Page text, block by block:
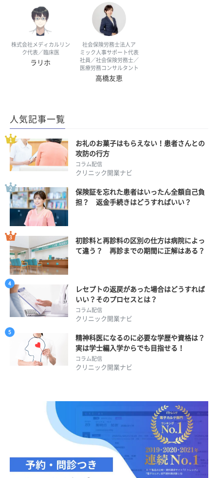
株式会社メディカルリン
ク代表／臨床医
ラリホ
社会保険労務士法人ア
ミック人事サポート代表
社員／社会保険労務士／
医療労務コンサルタント
高橋友恵
人気記事一覧
お礼のお菓子はもらえない！患者さんとの
攻防の行方
コラム配信
クリニック開業ナビ
保険証を忘れた患者はいったん全額自己負
担？ 返金手続きはどうすればいい？
初診料と再診料の区別の仕方は病院によっ
て違う？ 再診までの期間に正解はある？
レセプトの返戻があった場合はどうすれば
いい？そのプロセスとは？
コラム配信
クリニック開業ナビ
精神科医になるのに必要な学歴や資格は？
実は学士編入学からでも目指せる！
コラム配信
クリニック開業ナビ